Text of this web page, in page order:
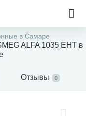
в Самаре
ALFA 1035 EHT в
Отзывы 0